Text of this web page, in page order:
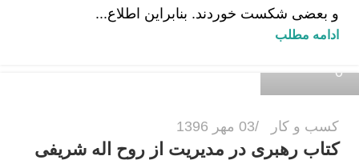
و بعضی شکست خوردند. بنابراین اطلاع...
ادامه مطلب
زهرا داودی
0
کسب و کار 03 مهر 1396
کتاب رهبری در مدیریت از روح اله شریفی